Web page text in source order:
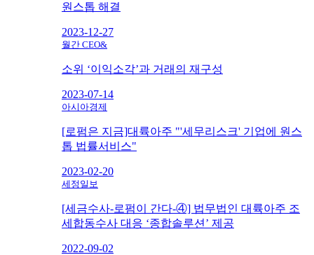
원스톱 해결
2023-12-27
월간 CEO&
소위 ‘이익소각’과 거래의 재구성
2023-07-14
아시아경제
[로펌은 지금]대륙아주 "'세무리스크' 기업에 원스
톱 법률서비스"
2023-02-20
세정일보
[세금수사-로펌이 간다-④] 법무법인 대륙아주 조
세합동수사 대응 ‘종합솔루션’ 제공
2022-09-02